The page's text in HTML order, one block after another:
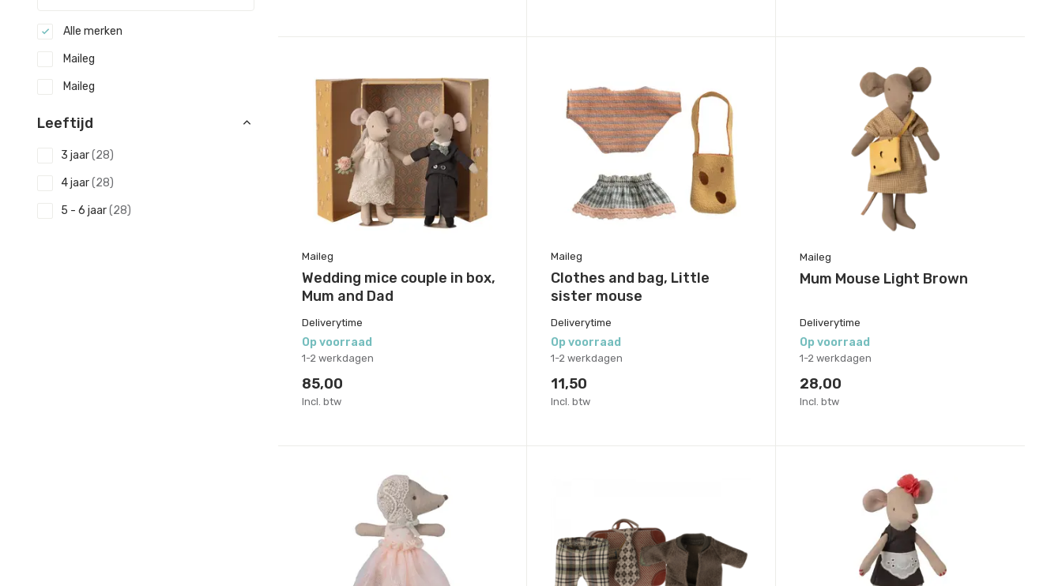
Alle merken
Maileg
Maileg
Leeftijd
3 jaar(28)
4 jaar(28)
5 - 6 jaar(28)
Maileg
Wedding mice couple in box,
Mum and Dad
Deliverytime
Op voorraad
1-2 werkdagen
85,00
Incl. btw
Maileg
Clothes and bag, Little
sister mouse
Deliverytime
Op voorraad
1-2 werkdagen
11,50
Incl. btw
Maileg
Mum Mouse Light Brown
Deliverytime
Op voorraad
1-2 werkdagen
28,00
Incl. btw